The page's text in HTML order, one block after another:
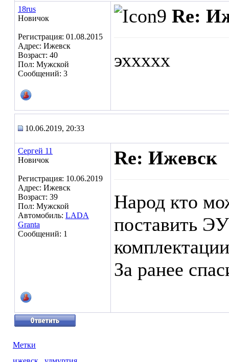
18rus
Новичок
Регистрация: 01.08.2015
Адрес: Ижевск
Возраст: 40
Пол: Мужской
Сообщений: 3
Re:
эххххх
10.06.2019, 20:33
Сергей 11
Новичок
Регистрация: 10.06.2019
Адрес: Ижевск
Возраст: 39
Пол: Мужской
Автомобиль: LADA
Granta
Сообщений: 1
Re: Ижевск
Народ кто
поставить
За ранее
Метки